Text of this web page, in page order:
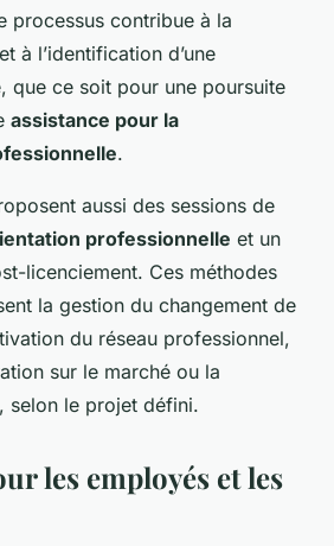
processus contribue à la
à l’identification d’une
que ce soit pour une poursuite
assistance pour la
.
aussi des sessions de
professionnelle et un
licenciement. Ces méthodes
la gestion du changement de
du réseau professionnel,
sur le marché ou la
selon le projet défini.
les employés et les